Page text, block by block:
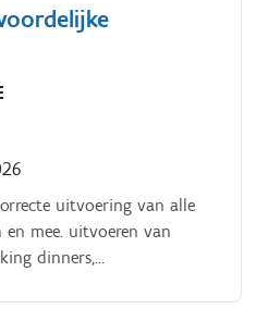
uitvoering van alle
mee. uitvoeren van
dinners,